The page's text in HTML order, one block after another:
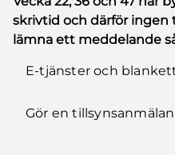
skrivtid och därför ingen
lämna ett meddelande
E-tjänster och
Gör en tillsynsanmälan